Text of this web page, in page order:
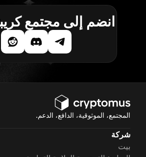
انضم إلى مجتمع
المجتمع، الموثوقية، الدافع، الدعم.
شركة
بيت